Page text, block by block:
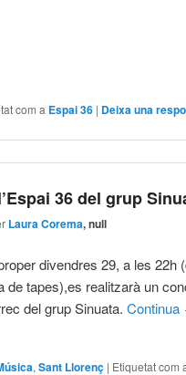
com a Espai 36 | Deixa una
36 del grup
Laura Corema, null
divendres 29, a les 22h
de tapes),es realitzarà un
del grup Sinuata.Continua
,Sant Llorenç | Etiquetat com